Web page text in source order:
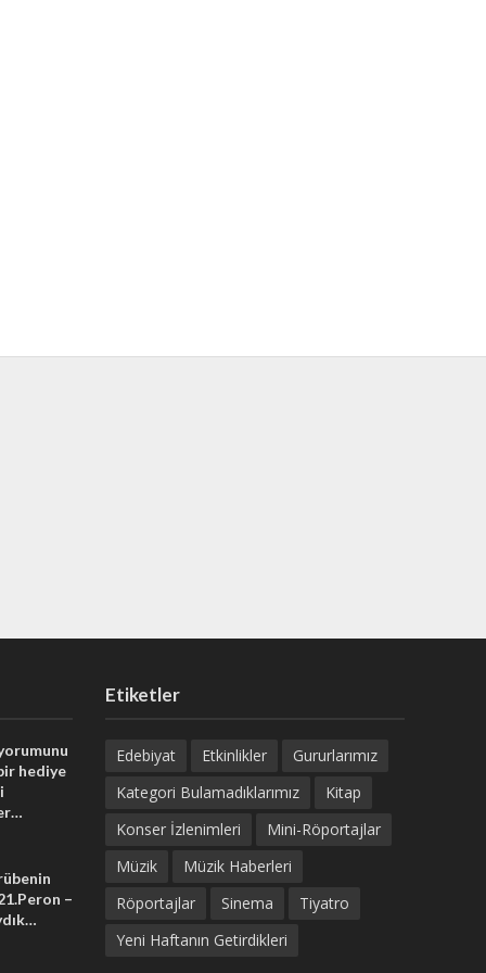
hediye
–
Etiketler
Edebiyat Etkinlikler
Gururlarımız
Kategori Bulamadıklarımız
Kitap
Konser İzlenimleri
Mini-Röportajlar
Müzik
Müzik Haberleri
Röportajlar
Sinema
Tiyatro
Yeni Haftanın Getirdikleri